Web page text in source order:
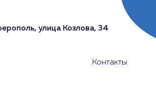
улица Козлова, 34
Контакты